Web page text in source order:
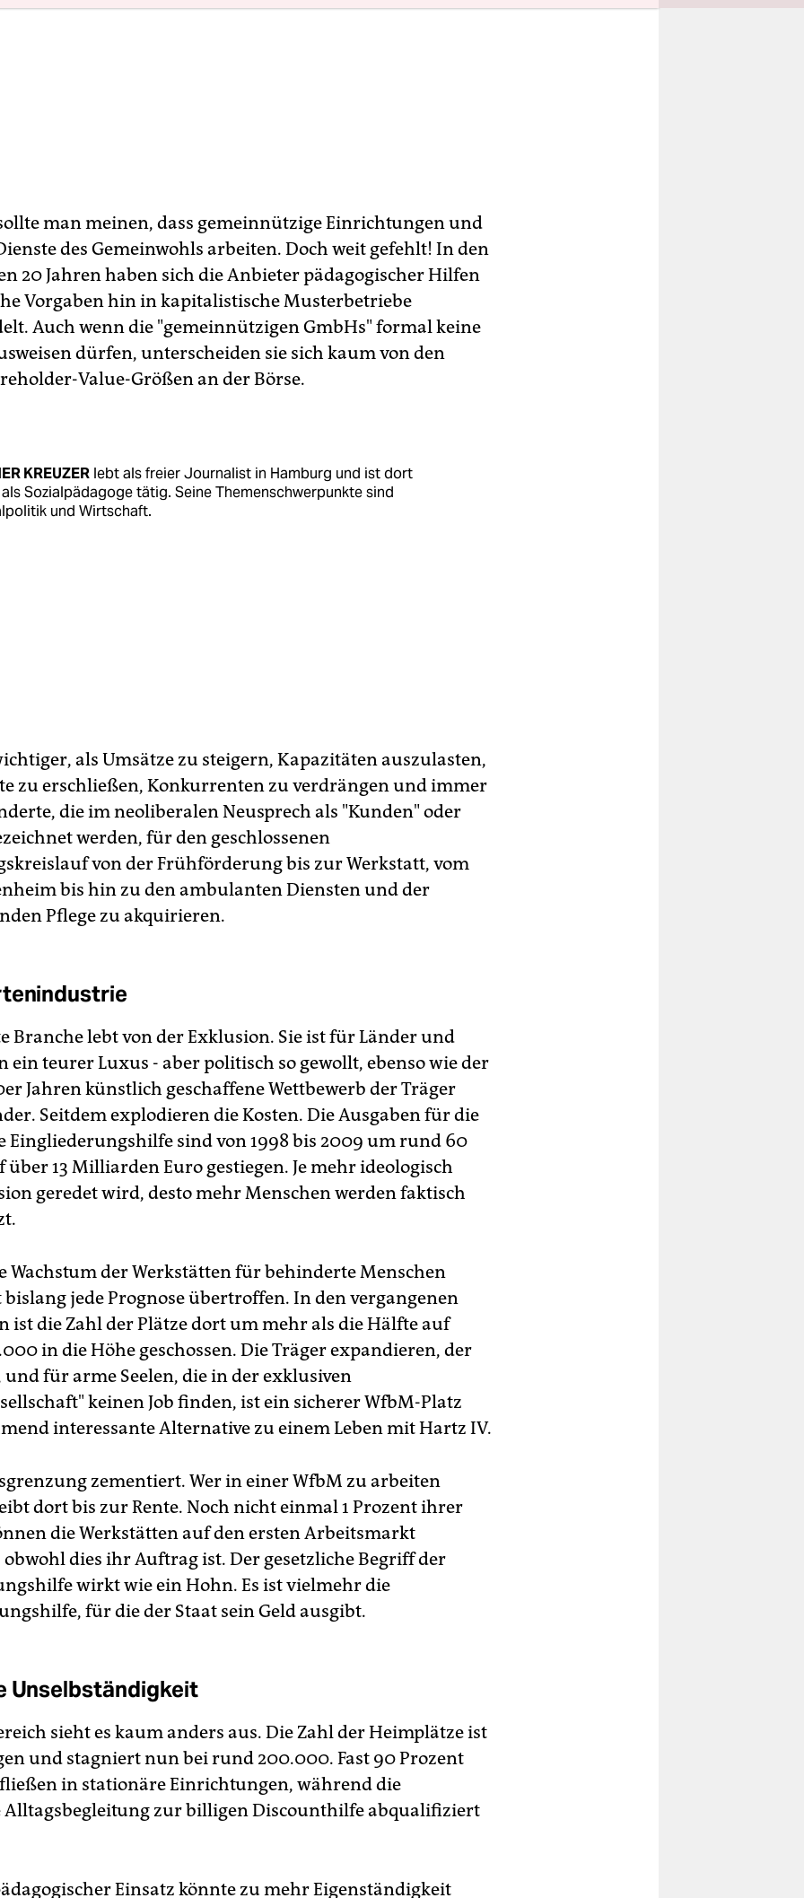
man meinen, dass gemeinnützige Einrichtungen und
des Gemeinwohls arbeiten. Doch weit gefehlt! In den
20 Jahren haben sich die Anbieter pädagogischer Hilfen
Vorgaben hin in kapitalistische Musterbetriebe
Auch wenn die "gemeinnützigen GmbHs" formal keine
dürfen, unterscheiden sie sich kaum von den
Value-Größen an der Börse.
KREUZERlebt als freier Journalist in Hamburg und ist dort
Sozialpädagoge tätig. Seine Themenschwerpunkte sind
und Wirtschaft.
als Umsätze zu steigern, Kapazitäten auszulasten,
zu erschließen, Konkurrenten zu verdrängen und immer
die im neoliberalen Neusprech als "Kunden" oder
werden, für den geschlossenen
von der Frühförderung bis zur Werkstatt, vom
bis hin zu den ambulanten Diensten und der
Pflege zu akquirieren.
Branche lebt von der Exklusion. Sie ist für Länder und
ein teurer Luxus - aber politisch so gewollt, ebenso wie der
Jahren künstlich geschaffene Wettbewerb der Träger
Seitdem explodieren die Kosten. Die Ausgaben für die
Eingliederungshilfe sind von 1998 bis 2009 um rund 60
über 13 Milliarden Euro gestiegen. Je mehr ideologisch
geredet wird, desto mehr Menschen werden faktisch
Wachstum der Werkstätten für behinderte Menschen
bislang jede Prognose übertroffen. In den vergangenen
ist die Zahl der Plätze dort um mehr als die Hälfte auf
in die Höhe geschossen. Die Träger expandieren, der
und für arme Seelen, die in der exklusiven
keinen Job finden, ist ein sicherer WfbM-Platz
interessante Alternative zu einem Leben mit Hartz IV.
zementiert. Wer in einer WfbM zu arbeiten
dort bis zur Rente. Noch nicht einmal 1 Prozent ihrer
die Werkstätten auf den ersten Arbeitsmarkt
dies ihr Auftrag ist. Der gesetzliche Begriff der
wirkt wie ein Hohn. Es ist vielmehr die
für die der Staat sein Geld ausgibt.
Unselbständigkeit
sieht es kaum anders aus. Die Zahl der Heimplätze ist
und stagniert nun bei rund 200.000. Fast 90 Prozent
in stationäre Einrichtungen, während die
zur billigen Discounthilfe abqualifiziert
Einsatz könnte zu mehr Eigenständigkeit